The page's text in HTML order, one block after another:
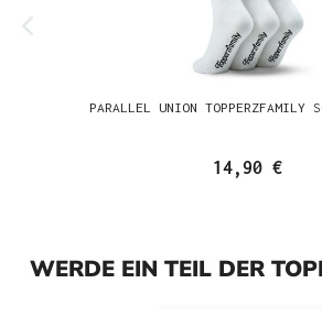
PARALLEL UNION TOPPERZFAMILY
14,90 €
WERDE EIN TEIL DER